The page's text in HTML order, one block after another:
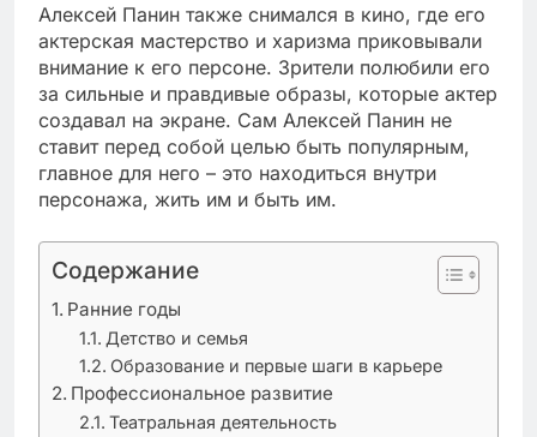
Алексей Панин также снимался в кино, где его
актерская мастерство и харизма приковывали
внимание к его персоне. Зрители полюбили его
за сильные и правдивые образы, которые актер
создавал на экране. Сам Алексей Панин не
ставит перед собой целью быть популярным,
главное для него – это находиться внутри
персонажа, жить им и быть им.
Содержание
Ранние годы
Детство и семья
Образование и первые шаги в карьере
Профессиональное развитие
Театральная деятельность